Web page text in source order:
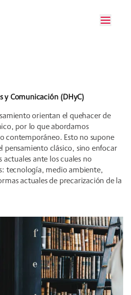
principal
y Comunicación (DHyC)
orientan el quehacer de
por lo que abordamos
contemporáneo. Esto no supone
pensamiento clásico, sino enfocar
ante los cuales no
tecnología, medio ambiente,
actuales de precarización de la